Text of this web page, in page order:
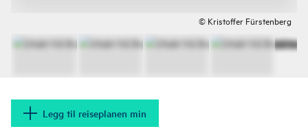
© Kristoffer Fürstenberg
Legg til reiseplanen min